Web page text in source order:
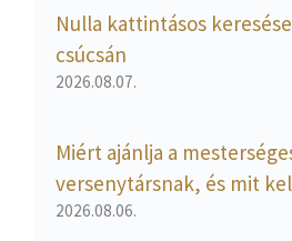
Nulla kattintásos
csúcsán
2026.08.07.
Miért ajánlja a
versenytársnak, és mit
2026.08.06.